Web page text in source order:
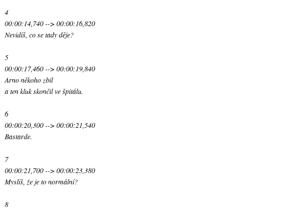
4
00:00:14,740 --> 00:00:16,820
Nevidíš, co se tady děje?
5
00:00:17,460 --> 00:00:19,840
Arno někoho zbil
a ten kluk skončil ve špitálu.
6
00:00:20,300 --> 00:00:21,540
Bastarde.
7
00:00:21,700 --> 00:00:23,380
Myslíš, že je to normální?
8